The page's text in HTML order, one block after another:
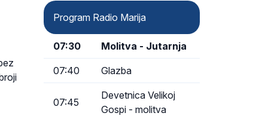
Program Radio Marija
07:30 Molitva - Jutarnja
07:40 Glazba
07:45
Devetnica Velikoj
Gospi - molitva